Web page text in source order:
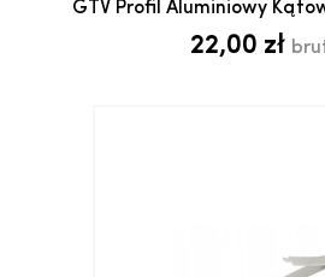
GTV Profil Aluminiowy
22,00 zł